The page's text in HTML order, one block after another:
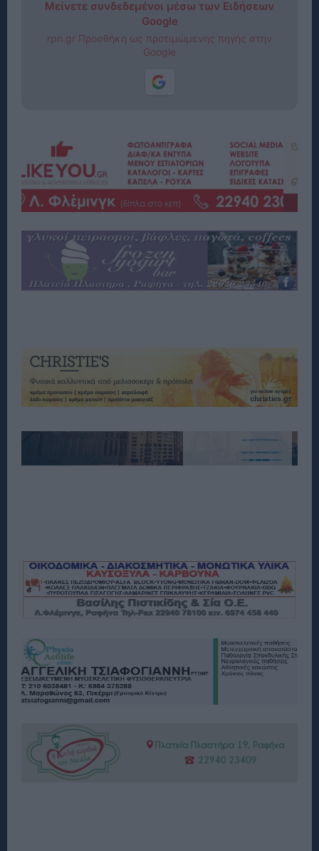
Μείνετε συνδεδεμένοι μέσω των Ειδήσεων
Google
rpn.gr Προσθήκη ως προτιμώμενης πηγής στην
Google